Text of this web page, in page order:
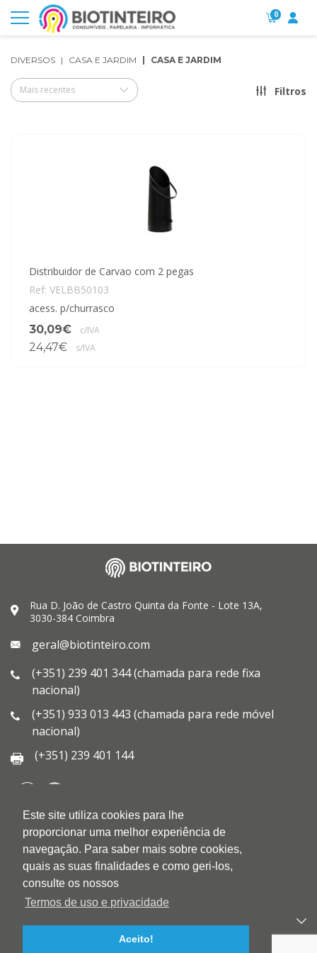
Este site utiliza cookies para lhe
proporcionar uma melhor experiência de
navegação. Para saber mais sobre cookies,
quais as suas finalidades e como geri-los,
consulte os nossos
Termos de uso e privacidade
Aceito!
0
DIVERSOS CASA E JARDIM CASA E JARDIM
Mais recentes Filtros
Distribuidor de Carvao com 2 pegas
Ref: VELBB50103
acess. p/churrasco
30,09€
c/IVA
24,47€ s/IVA
Rua D. João de Castro Quinta da Fonte - Lote 13A,
3030-384 Coimbra
geral@biotinteiro.com
(+351) 239 401 344 (chamada para rede fixa
nacional)
(+351) 933 013 443 (chamada para rede móvel
nacional)
(+351) 239 401 144
QUEM SOMOS
QUALIDADE
AMBIENTE
BLOG
CONTACTOS